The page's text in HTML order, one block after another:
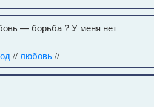
— борьба ? У меня нет
// любовь//